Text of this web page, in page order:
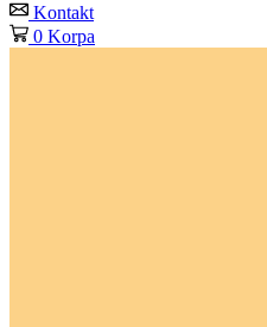
Kontakt
0 Korpa